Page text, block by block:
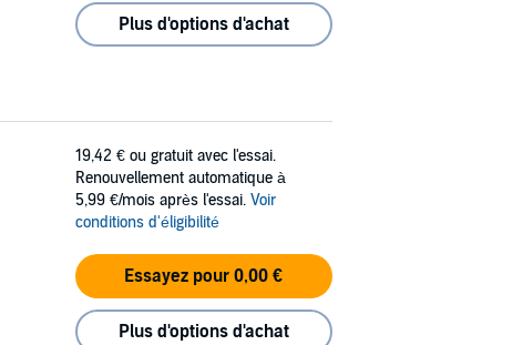
Plus d'options d'achat
19,42 € ou gratuit avec l'essai.
Renouvellement automatique à
5,99 €/mois après l'essai. Voir
conditions d'éligibilité
Essayez pour 0,00 €
Plus d'options d'achat